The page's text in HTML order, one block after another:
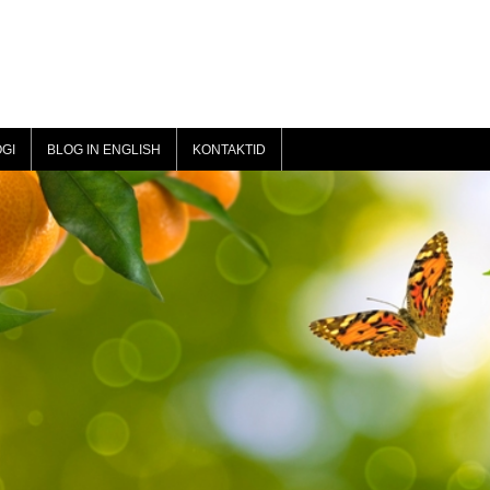
BLOG IN ENGLISH KONTAKTID